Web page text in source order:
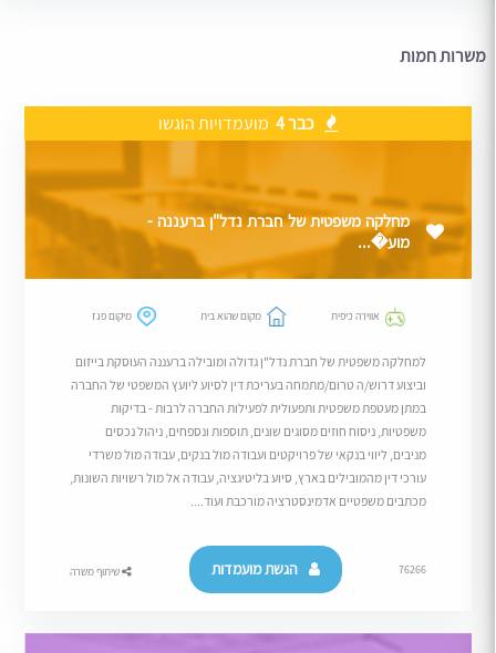
משרות חמות
כבר 4 מועמדויות הוגשו
מחלקה משפטית של חברת נדל"ן ברעננה -
מוע�...
אווירה כיפית מקום שהוא בית מיקום פגז
למחלקה משפטית של חברת נדל"ן גדולה ומובילה ברעננה העוסקת בייזום
וביצוע דרוש/ה טרום/מתמחה בעריכת דין לסיוע ליועץ המשפטי של החברה
במתן מעטפת משפטית ותפעולית לפעילות החברה לרבות - בדיקות
משפטיות, ניסוח חוזים מסוגים שונים, תוספות ונספחים, ניהול נכסים
מניבים, ליווי בנקאי של פרויקטים ועבודה מול בנקים, עבודה מול משרדי
עורכי דין מהמובילים בארץ, סיוע בליטיגציה, עבודה אל מול רשויות השונות,
מכתבים משפטיים אדמינסטרציה מורכבת ועוד....
76266 הגשת מועמדות שיתוף משרה